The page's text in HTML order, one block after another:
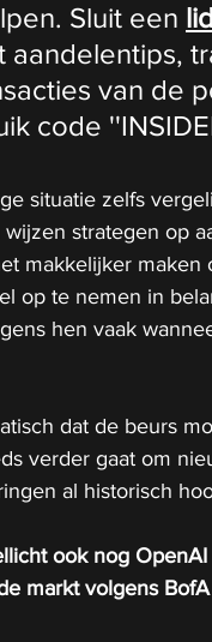
Sluit een
aandelentips,
van de
code
situatie zelfs
strategen op
makkelijker maken
op te nemen in
hen vaak
dat de beurs
verder gaat om
al historisch
ook nog
markt volgens BofA